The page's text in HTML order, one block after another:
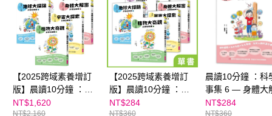
【2025跨域素養增訂
版】晨讀10分鐘 ：科
學故事集（6冊套書）
NT$1,620
NT$2,160
【2025跨域素養增訂
版】晨讀10分鐘 ：科
學故事集｜系列單書
NT$284
NT$360
晨讀10分鐘 ：科
事集 6 — 身體大
【2025跨域素養
NT$284
NT$360